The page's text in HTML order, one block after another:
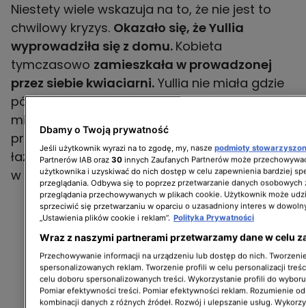
Niestety wiele wskazuja na to, że nie jest to
chwilowy kryzys. Okazało się, że Yullia
wyprowadziła się z domu. Kobieta
tymczasowo zamieszkała w prowadzonej
przez siebie kwiaciarni. Yullia nie miała gdzie
pójść po wyprowadzce z domu Jarka. Na
miejscu udało jej się zorganizować
prowizoryczną garderobę, ma niewielką
łazienkę i zaplecze kuchenne, dzięki czemu jest
w stanie przetrwać.
Dbamy o Twoją prywatność
Jeśli użytkownik wyrazi na to zgodę, my, nasze podmioty
Partnerów IAB oraz 30 innych Zaufanych Partnerów może
użytkownika i uzyskiwać do nich dostęp w celu zapewnienia bardziej
przeglądania. Odbywa się to poprzez przetwarzanie danych osobowych
przeglądania przechowywanych w plikach cookie. Użytkownik może
sprzeciwić się przetwarzaniu w oparciu o uzasadniony interes w
„Ustawienia plików cookie i reklam”. Polityka Prywatności
Wraz z naszymi partnerami przetwarzamy dane w celu
Przechowywanie informacji na urządzeniu lub dostęp do nich.
spersonalizowanych reklam. Tworzenie profili w celu personalizacji
celu doboru spersonalizowanych treści. Wykorzystanie profili do
Pomiar efektywności treści. Pomiar efektywności reklam. Rozumienie
kombinacji danych z różnych źródeł. Rozwój i ulepszanie usług.